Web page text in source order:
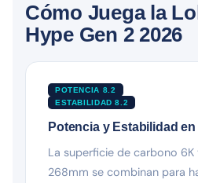
Cómo Juega la
Hype Gen 2 2026
POTENCIA 8.2
ESTABILIDAD 8.2
Potencia y Estabilidad
La superficie de carbono
268mm se combinan para